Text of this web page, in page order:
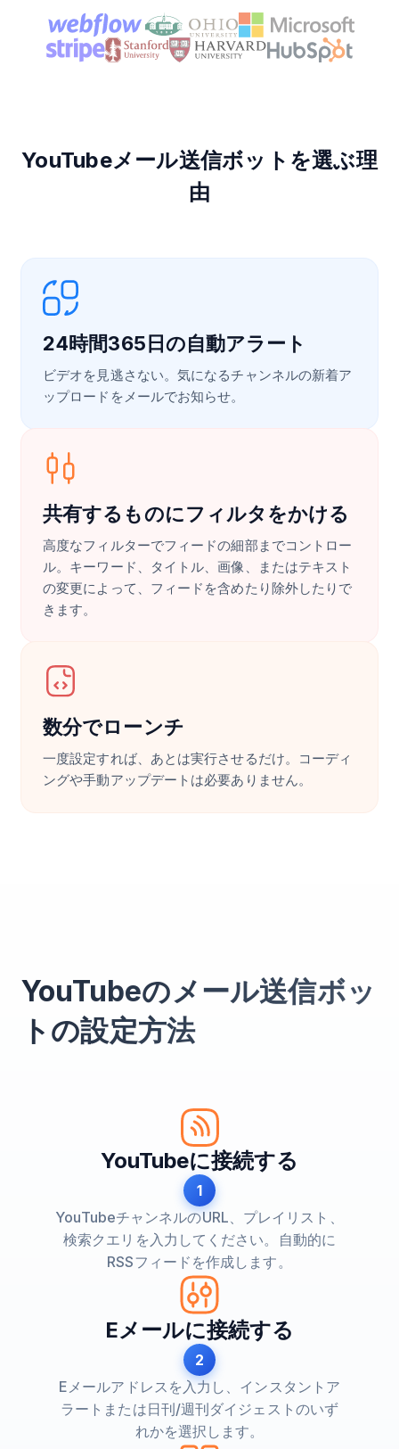
YouTubeメール送信ボットを選ぶ理
由
24時間365日の自動アラート
ビデオを見逃さない。気になるチャンネルの新着ア
ップロードをメールでお知らせ。
共有するものにフィルタをかける
高度なフィルターでフィードの細部までコントロー
ル。キーワード、タイトル、画像、またはテキスト
の変更によって、フィードを含めたり除外したりで
きます。
数分でローンチ
一度設定すれば、あとは実行させるだけ。コーディ
ングや手動アップデートは必要ありません。
YouTubeのメール送信ボッ
トの設定方法
YouTubeに接続する
1
YouTubeチャンネルのURL、プレイリスト、
検索クエリを入力してください。自動的に
RSSフィードを作成します。
Eメールに接続する
2
Eメールアドレスを入力し、インスタントア
ラートまたは日刊/週刊ダイジェストのいず
れかを選択します。